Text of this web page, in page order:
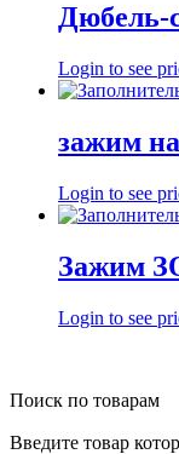
Дюбель-
Login to see
зажим
Login to see
Зажим
Login to see
Поиск по товарам
Введите товар